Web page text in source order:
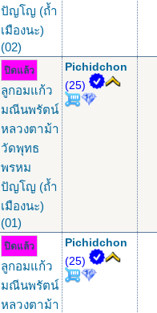
ปัญโญ (ถ้ำ
เมืองนะ)
(02)
ปิดแล้ว
ลูกอมแก้ว
มณีนพรัตน์
หลวงตาม้า
วัดพุทธ
พรหม
ปัญโญ (ถ้ำ
เมืองนะ)
(01)
Pichidchon
(25)
ปิดแล้ว
ลูกอมแก้ว
มณีนพรัตน์
หลวงตาม้า
Pichidchon
(25)